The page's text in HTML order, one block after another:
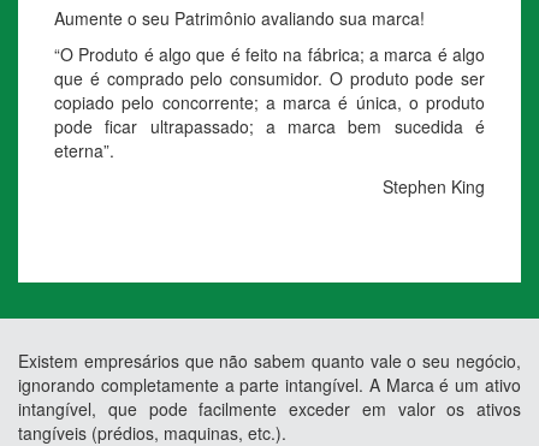
Aumente o seu Patrimônio avaliando sua marca!
“O Produto é algo que é feito na fábrica; a marca é algo
que é comprado pelo consumidor. O produto pode ser
copiado pelo concorrente; a marca é única, o produto
pode ficar ultrapassado; a marca bem sucedida é
eterna”.
Stephen King
Existem empresários que não sabem quanto vale o seu negócio,
ignorando completamente a parte intangível. A Marca é um ativo
intangível, que pode facilmente exceder em valor os ativos
tangíveis (prédios, maquinas, etc.).